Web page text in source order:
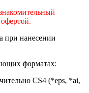
при нанесении
форматах:
CS4 (*eps, *ai,